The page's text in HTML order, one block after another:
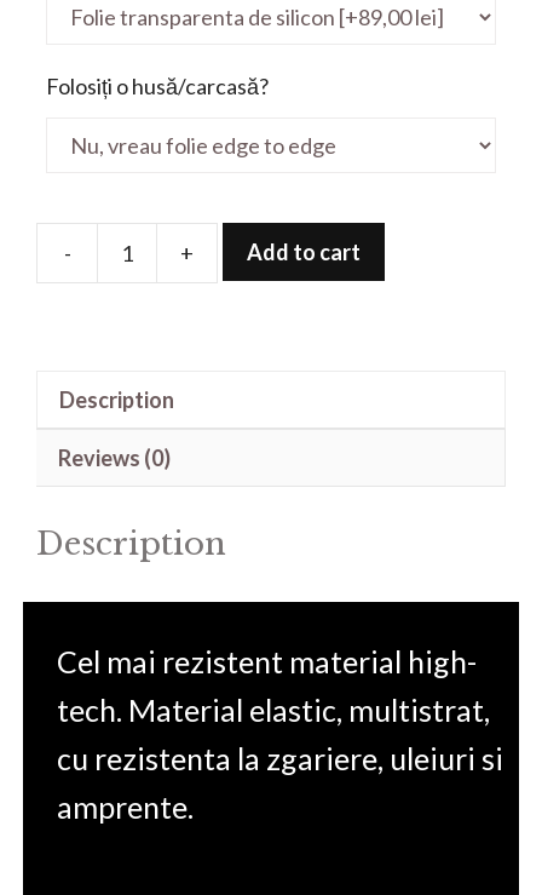
Folosiți o husă/carcasă?
-
Folie
quantity
+ Add to cart
Description
Reviews (0)
Description
Cel mai rezistent material high-
tech. Material elastic, multistrat,
cu rezistenta la zgariere, uleiuri si
amprente.